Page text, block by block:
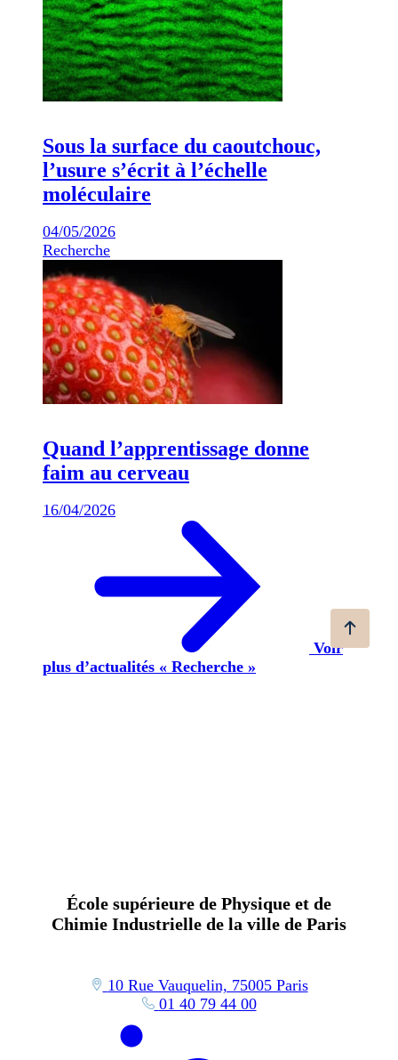
Sous la surface du caoutchouc,
l’usure s’écrit à l’échelle
moléculaire
04/05/2026
Recherche
Quand l’apprentissage donne
faim au cerveau
16/04/2026
Voir
plus d’actualités « Recherche »
École supérieure de Physique et de
Chimie Industrielle de la ville de Paris
10 Rue Vauquelin, 75005 Paris
01 40 79 44 00